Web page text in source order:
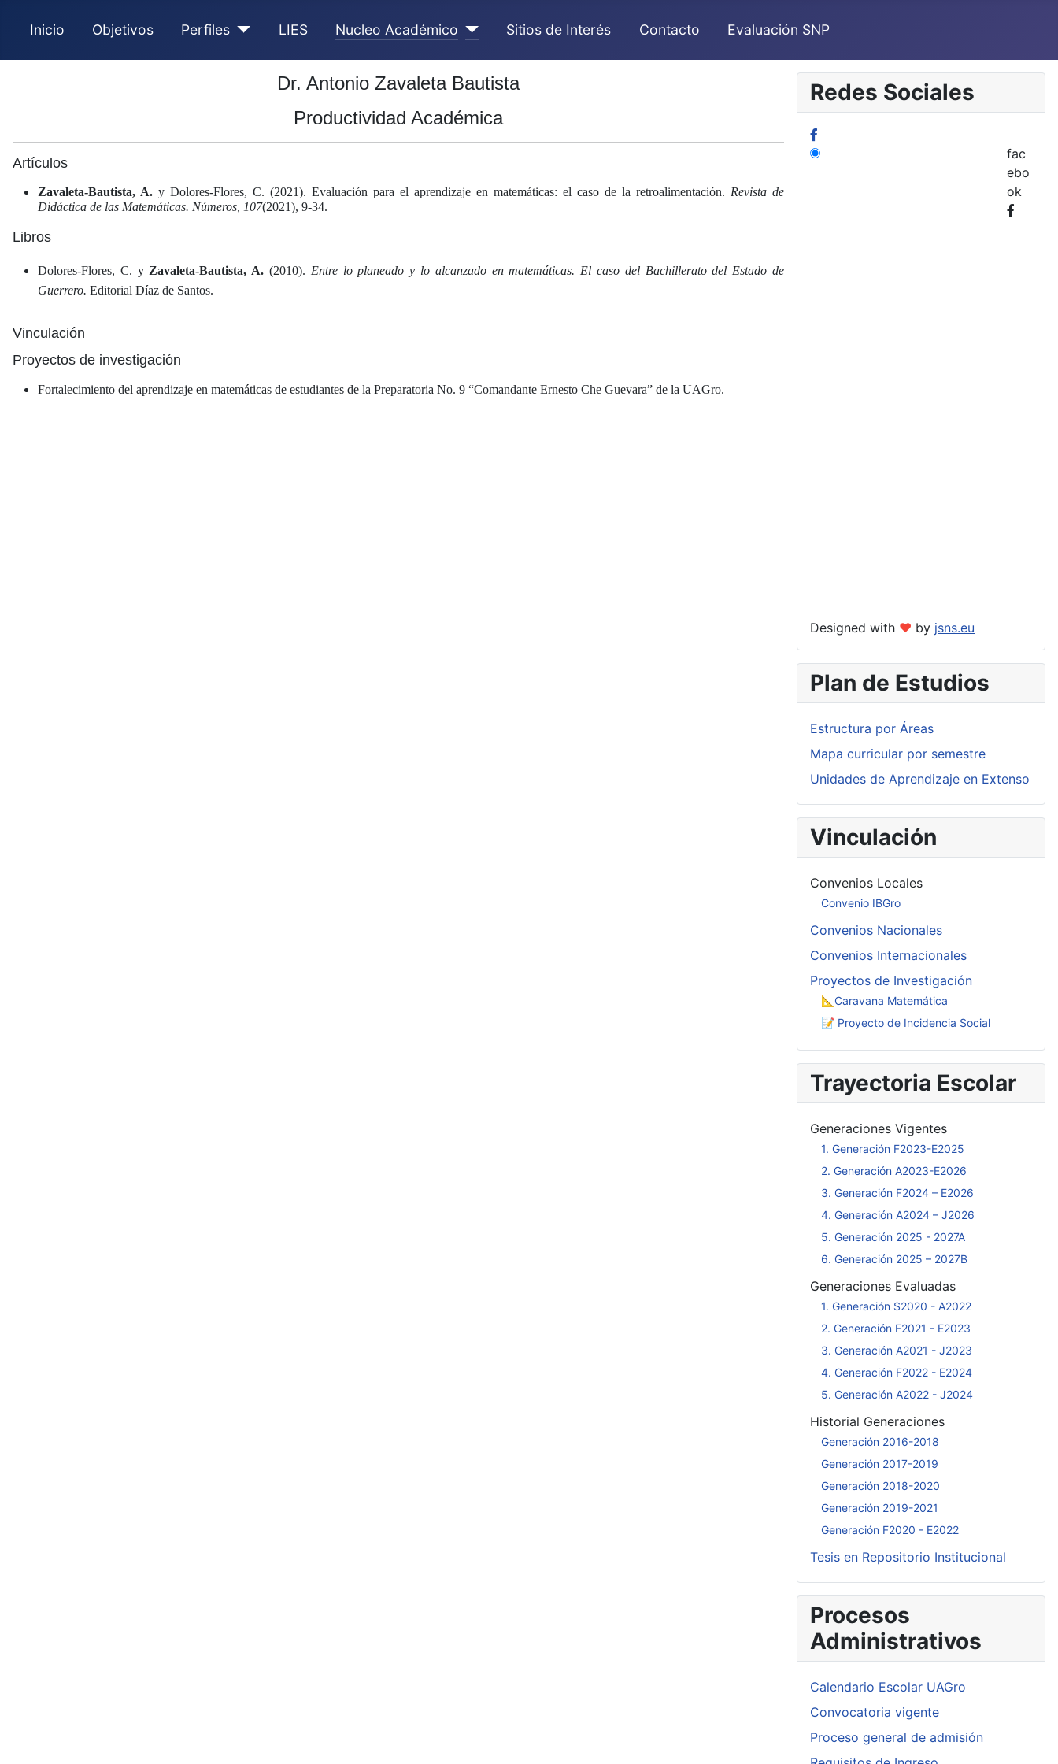
Inicio Objetivos Perfiles LIES Nucleo Académico Sitios de Interés Contacto Evaluación SNP
Dr. Antonio Zavaleta Bautista
Productividad Académica
Artículos
Zavaleta-Bautista, A. y Dolores-Flores, C. (2021). Evaluación para el aprendizaje en matemáticas: el caso de la retroalimentación. Revista de
Didáctica de las Matemáticas. Números, 107(2021), 9-34.
Libros
Dolores-Flores, C. y Zavaleta-Bautista, A.(2010). Entre lo planeado y lo alcanzado en matemáticas. El caso del Bachillerato del Estado de
Guerrero. Editorial Díaz de Santos.
Vinculación
Proyectos de investigación
Fortalecimiento del aprendizaje en matemáticas de estudiantes de la Preparatoria No. 9 “Comandante Ernesto Che Guevara” de la UAGro.
Redes Sociales
fac
ebo
ok
Designed with ❤ by jsns.eu
Plan de Estudios
Estructura por Áreas
Mapa curricular por semestre
Unidades de Aprendizaje en Extenso
Vinculación
Convenios Locales
Convenio IBGro
Convenios Nacionales
Convenios Internacionales
Proyectos de Investigación
📐Caravana Matemática
📝 Proyecto de Incidencia Social
Trayectoria Escolar
Generaciones Vigentes
1. Generación F2023-E2025
2. Generación A2023-E2026
3. Generación F2024 – E2026
4. Generación A2024 – J2026
5. Generación 2025 - 2027A
6. Generación 2025 – 2027B
Generaciones Evaluadas
1. Generación S2020 - A2022
2. Generación F2021 - E2023
3. Generación A2021 - J2023
4. Generación F2022 - E2024
5. Generación A2022 - J2024
Historial Generaciones
Generación 2016-2018
Generación 2017-2019
Generación 2018-2020
Generación 2019-2021
Generación F2020 - E2022
Tesis en Repositorio Institucional
Procesos
Administrativos
Calendario Escolar UAGro
Convocatoria vigente
Proceso general de admisión